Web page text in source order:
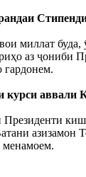
миллат буда,
аз ҷониби
гардонем.
курси аввали
азизамон
менамоем.